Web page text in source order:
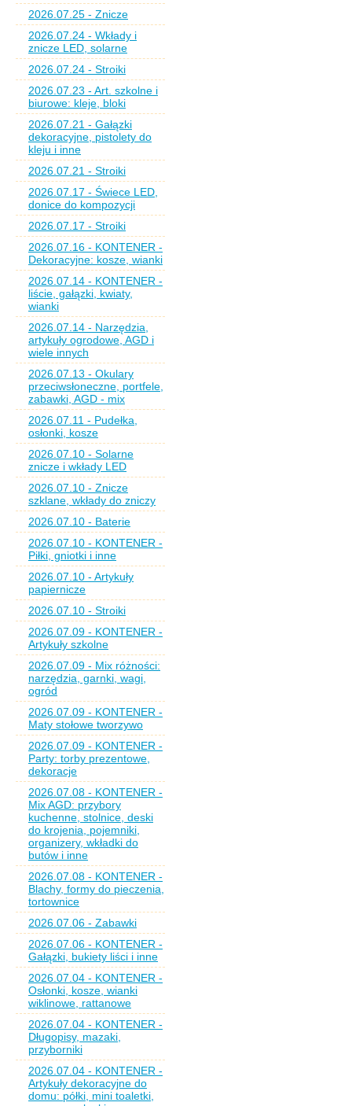
2026.07.25 - Znicze
2026.07.24 - Wkłady i
znicze LED, solarne
2026.07.24 - Stroiki
2026.07.23 - Art. szkolne i
biurowe: kleje, bloki
2026.07.21 - Gałązki
dekoracyjne, pistolety do
kleju i inne
2026.07.21 - Stroiki
2026.07.17 - Świece LED,
donice do kompozycji
2026.07.17 - Stroiki
2026.07.16 - KONTENER -
Dekoracyjne: kosze, wianki
2026.07.14 - KONTENER -
liście, gałązki, kwiaty,
wianki
2026.07.14 - Narzędzia,
artykuły ogrodowe, AGD i
wiele innych
2026.07.13 - Okulary
przeciwsłoneczne, portfele,
zabawki, AGD - mix
2026.07.11 - Pudełka,
osłonki, kosze
2026.07.10 - Solarne
znicze i wkłady LED
2026.07.10 - Znicze
szklane, wkłady do zniczy
2026.07.10 - Baterie
2026.07.10 - KONTENER -
Piłki, gniotki i inne
2026.07.10 - Artykuły
papiernicze
2026.07.10 - Stroiki
2026.07.09 - KONTENER -
Artykuły szkolne
2026.07.09 - Mix różności:
narzędzia, garnki, wagi,
ogród
2026.07.09 - KONTENER -
Maty stołowe tworzywo
2026.07.09 - KONTENER -
Party: torby prezentowe,
dekoracje
2026.07.08 - KONTENER -
Mix AGD: przybory
kuchenne, stolnice, deski
do krojenia, pojemniki,
organizery, wkładki do
butów i inne
2026.07.08 - KONTENER -
Blachy, formy do pieczenia,
tortownice
2026.07.06 - Zabawki
2026.07.06 - KONTENER -
Gałązki, bukiety liści i inne
2026.07.04 - KONTENER -
Osłonki, kosze, wianki
wiklinowe, rattanowe
2026.07.04 - KONTENER -
Długopisy, mazaki,
przyborniki
2026.07.04 - KONTENER -
Artykuły dekoracyjne do
domu: półki, mini toaletki,